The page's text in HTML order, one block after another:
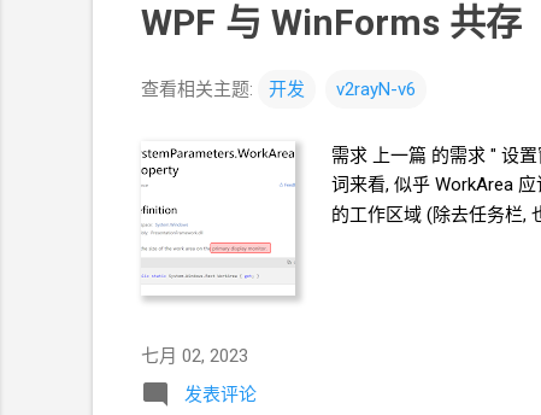
WPF 与 WinForms 共存
查看相关主题: 开发 v2rayN-v6
需求 上一篇 的需求 " 设
词来看, 似乎 WorkArea 应
的工作区域 (除去任务栏,
七月 02, 2023
发表评论